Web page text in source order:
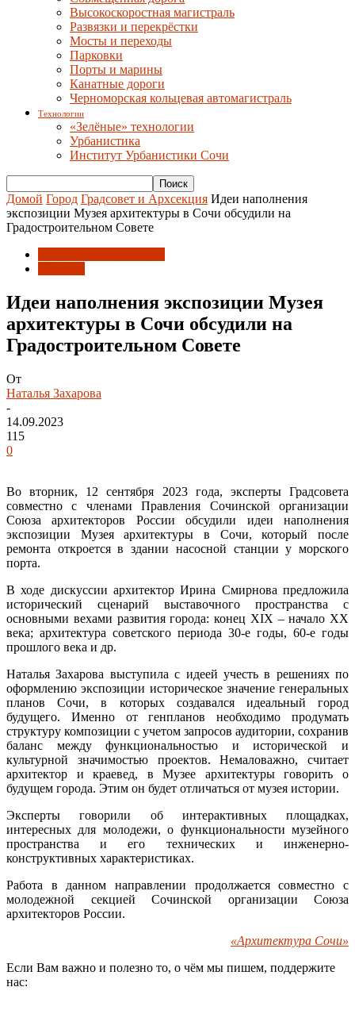
Высокоскоростная магистраль
Развязки и перекрёстки
Мосты и переходы
Парковки
Порты и марины
Канатные дороги
Черноморская кольцевая автомагистраль
Технологии
«Зелёные» технологии
Урбанистика
Институт Урбанистики Сочи
Домой Город Градсовет и Архсекция Идеи наполнения
экспозиции Музея архитектуры в Сочи обсудили на
Градостроительном Совете
Идеи наполнения экспозиции Музея
архитектуры в Сочи обсудили на
Градостроительном Совете
От
Наталья Захарова
-
14.09.2023
115
0
Во вторник, 12 сентября 2023 года, эксперты Градсовета
совместно с членами Правления Сочинской организации
Союза архитекторов России обсудили идеи наполнения
экспозиции Музея архитектуры в Сочи, который после
ремонта откроется в здании насосной станции у морского
порта.
В ходе дискуссии архитектор Ирина Смирнова предложила
исторический сценарий выставочного пространства с
основными вехами развития города: конец XIX – начало XX
века; архитектура советского периода 30-е годы, 60-е годы
прошлого века и др.
Наталья Захарова выступила с идеей учесть в решениях по
оформлению экспозиции историческое значение генеральных
планов Сочи, в которых создавался идеальный город
будущего. Именно от генпланов необходимо продумать
структуру композиции с учетом запросов аудитории, сохранив
баланс между функциональностью и исторической и
культурной значимостью проектов. Немаловажно, считает
архитектор и краевед, в Музее архитектуры говорить о
будущем города. Этим он будет отличаться от музея истории.
Эксперты говорили об интерактивных площадках,
интересных для молодежи, о функциональности музейного
пространства и его технических и инженерно-
конструктивных характеристиках.
Работа в данном направлении продолжается совместно с
молодежной секцией Сочинской организации Союза
архитекторов России.
«Архитектура Сочи»
Если Вам важно и полезно то, о чём мы пишем, поддержите
нас: